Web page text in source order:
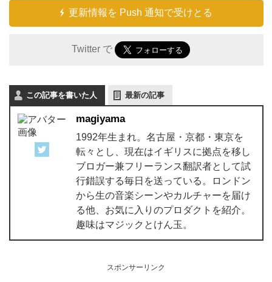
更新情報を Push 通知で受けとる
Twitter で
この記事を書いた人 最新の記事
magiyama
1992年生まれ。名古屋・京都・東京を
転々とし、現在はイギリスに拠点を移し
ブロガー兼フリーランス翻訳者として試
行錯誤する毎日を送っている。ロンドン
から生の音楽シーンやカルチャーを届け
る他、お気に入りのプロダクトを紹介。
趣味はマジックとけん玉。
スポンサーリンク